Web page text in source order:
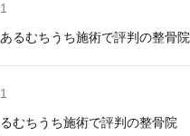
るむちうち施術で評判の整骨院
むちうち施術で評判の整骨院